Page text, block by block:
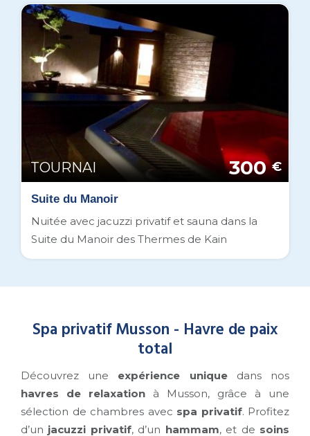
TOURNAI 300 €
Suite du Manoir
Nuitée avec jacuzzi privatif et sauna dans la
Suite du Manoir des Thermes de Kain
Spa privatif Musson - Havre de paix
total
Découvrez une expérience uniquedans nos
havres de relaxation à Musson, grâce à une
sélection de chambres avec spa privatif. Profitez
d’un jacuzzi privatif, d’un hammam, et de soins